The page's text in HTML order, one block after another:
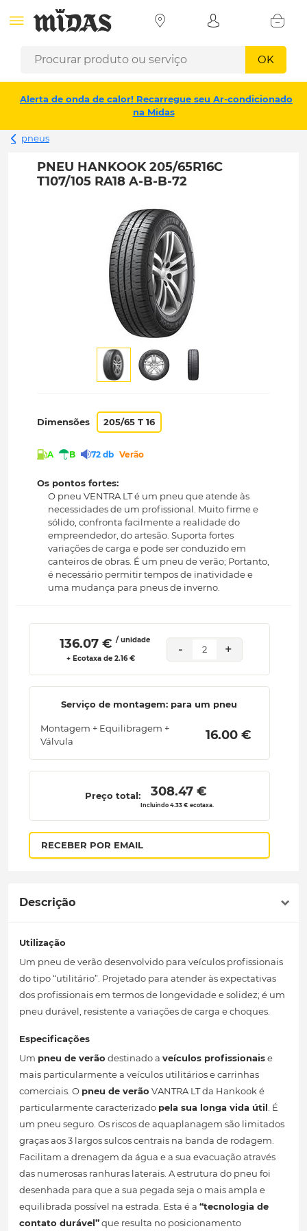
OK
Alerta de onda de calor! Recarregue seu Ar-condicionado
na Midas
pneus
PNEU HANKOOK 205/65R16C
T107/105 RA18 A-B-B-72
Dimensões 205/65 T 16
A B 72 db Verão
Os pontos fortes:
O pneu VENTRA LT é um pneu que atende às
necessidades de um profissional. Muito firme e
sólido, confronta facilmente a realidade do
empreendedor, do artesão. Suporta fortes
variações de carga e pode ser conduzido em
canteiros de obras. É um pneu de verão; Portanto,
é necessário permitir tempos de inatividade e
uma mudança para pneus de inverno.
136.07 € / unidade
+ Ecotaxa de 2.16 €
- 2 +
Serviço de montagem: para um pneu
Montagem + Equilibragem +
Válvula
16.00 €
Preço total: 308.47 €
Incluindo 4.33 € ecotaxa.
RECEBER POR EMAIL
Descrição
Utilização
Um pneu de verão desenvolvido para veículos profissionais
do tipo “utilitário”. Projetado para atender às expectativas
dos profissionais em termos de longevidade e solidez; é um
pneu durável, resistente a variações de carga e choques.
Especificações
Um pneu de verão destinado a veículos profissionaise
mais particularmente a veículos utilitários e carrinhas
comerciais. O pneu de verão VANTRA LT da Hankook é
particularmente caracterizado pela sua longa vida útil. É
um pneu seguro. Os riscos de aquaplanagem são limitados
graças aos 3 largos sulcos centrais na banda de rodagem.
Facilitam a drenagem da água e a sua evacuação através
das numerosas ranhuras laterais. A estrutura do pneu foi
desenhada para que a sua pegada seja o mais ampla e
equilibrada possível na estrada. Esta é a “tecnologia de
contato durável”que resulta no posicionamento